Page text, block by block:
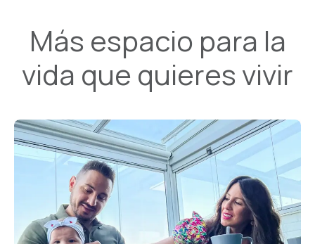
Más espacio para la
vida que quieres vivir